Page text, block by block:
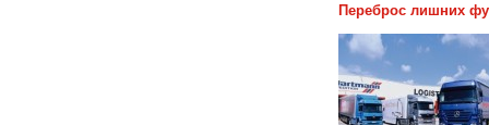
Переброс лишних